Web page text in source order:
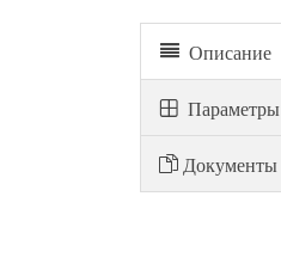
Описание
Параметры
Документы